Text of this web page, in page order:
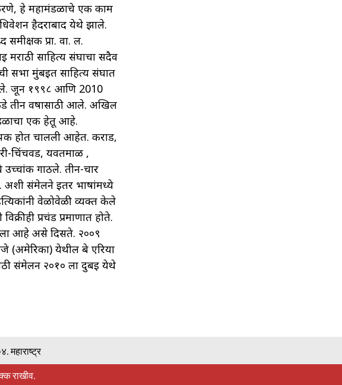
हे महामंडळाचे एक काम
हैदराबाद येथे झाले.
समीक्षक प्रा. वा. ल.
मराठी साहित्य संघाचा सदैव
सभा मुंबईत साहित्य संघात
जून १९९८ आणि 2010
तीन वर्षासाठी आले. अखिल
एक हेतू आहे.
होत चालली आहेत. कराड,
चिंचवड, यवतमाळ ,
उच्चांक गाठले. तीन-चार
अशी संमेलने इतर भाषांमध्ये
वेळोवेळी व्यक्त केले
प्रचंड प्रमाणात होते.
आहे असे दिसते. २००९
(अमेरिका) येथील बे एरिया
संमेलन २०१० ला दुबई येथे
महाराष्ट्र
राखीव.